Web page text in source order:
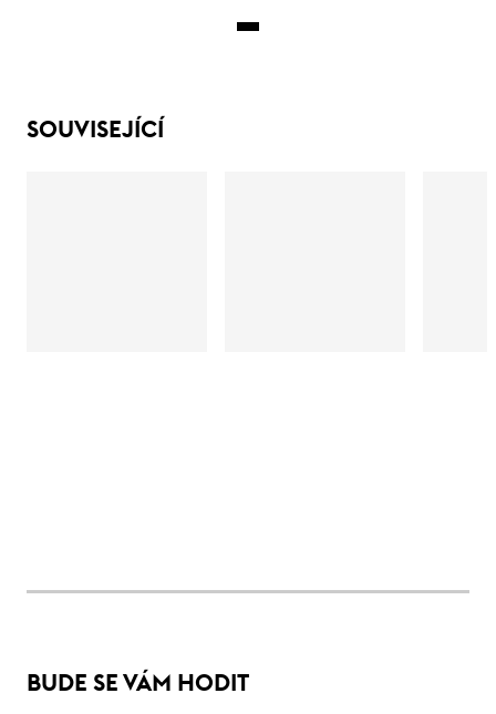
SOUVISEJÍCÍ
BUDE SE VÁM HODIT